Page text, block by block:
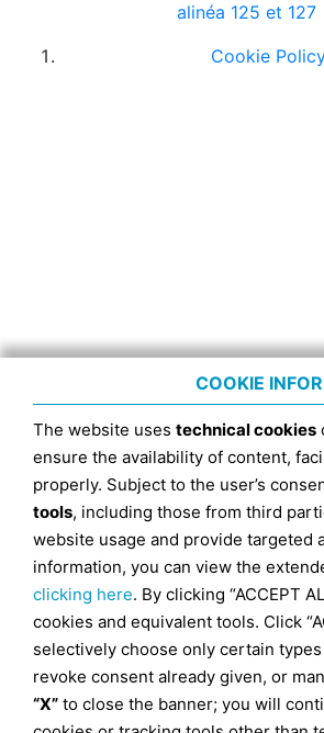
alinéa 125 et 127
Cookie
COOKIE
The website uses technical cookies
ensure the availability of content,
properly. Subject to the user’s
tools, including those from third
website usage and provide targeted
information, you can view the
clicking here. By clicking “ACCEPT
cookies and equivalent tools. Click
selectively choose only certain
revoke consent already given, or
“X” to close the banner; you will